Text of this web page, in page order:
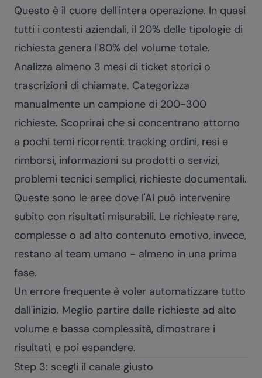
Questo è il cuore dell'intera operazione. In quasi
tutti i contesti aziendali, il 20% delle tipologie di
richiesta genera l'80% del volume totale.
Analizza almeno 3 mesi di ticket storici o
trascrizioni di chiamate. Categorizza
manualmente un campione di 200-300
richieste. Scoprirai che si concentrano attorno
a pochi temi ricorrenti: tracking ordini, resi e
rimborsi, informazioni su prodotti o servizi,
problemi tecnici semplici, richieste documentali.
Queste sono le aree dove l'AI può intervenire
subito con risultati misurabili. Le richieste rare,
complesse o ad alto contenuto emotivo, invece,
restano al team umano - almeno in una prima
fase.
Un errore frequente è voler automatizzare tutto
dall'inizio. Meglio partire dalle richieste ad alto
volume e bassa complessità, dimostrare i
risultati, e poi espandere.
Step 3: scegli il canale giusto